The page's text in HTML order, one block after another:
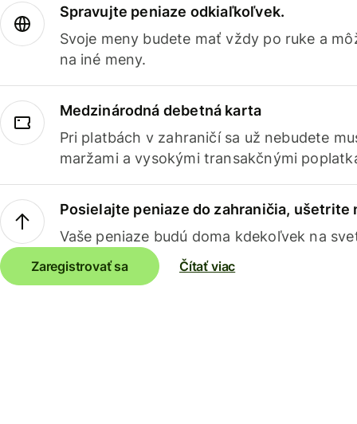
Spravujte peniaze odkiaľkoľvek.
Svoje meny budete mať vždy po ruke a
na iné meny.
Medzinárodná debetná karta
Pri platbách v zahraničí sa už nebudete
maržami a vysokými transakčnými
Posielajte peniaze do zahraničia, ušetrite
Vaše peniaze budú doma kdekoľvek na
Zaregistrovať sa Čítať viac